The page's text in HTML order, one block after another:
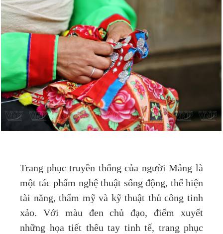
Trang phục truyền thống của người Mảng là
một tác phẩm nghệ thuật sống động, thể hiện
tài năng, thẩm mỹ và kỹ thuật thủ công tinh
xảo. Với màu đen chủ đạo, điểm xuyết
những họa tiết thêu tay tinh tế, trang phục